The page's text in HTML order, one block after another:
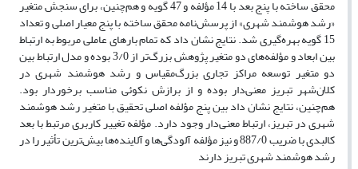
محقق ساخته با پنج بعد با 14 مؤلفه و 47 گویه و هم‌چنین، برای سنجش متغیر
«رشد هوشمند شهری» از پرسش‌نامه محقق ساخته با پنج معیار اصلی و تعداد
15 گویه بهره‌گیری شد. نتایج نشان داد که تمام بارهای عاملی مربوط به ارتباط
بین ابعاد و مؤلفه‌های دو متغیر پژوهش بزرگ‌تر از 3/0 بوده و مدل ارتباط بین
دو متغیر توسعه مراکز تجاری بزرگ‌مقیاس و رشد هوشمند شهری در
کلان‌شهر تبریز معنی‌دار بوده و از برازش نکوئی مناسب برخوردار بود.
هم‌چنین، نتایج نشان داد بین پنج مؤلفه اصلی تحقیق با متغیر رشد هوشمند
شهری در تبریز، ارتباط معنی‌دار وجود دارد. مؤلفه تغییر کاربری مرتبط با بعد
کالبدی با ضریب 887/0 و نیز مؤلفه آلودگی‌ها و آلاینده‌ها بیش‌ترین تأثیر را در
رشد هوشمند شهری تبریز دارند